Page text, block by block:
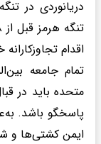
دریانوردی در
اقدام تجاوزکارانه
تمام جامعه
متحده باید در
پاسخگو باشد.
ایمن کشتی‌ها و